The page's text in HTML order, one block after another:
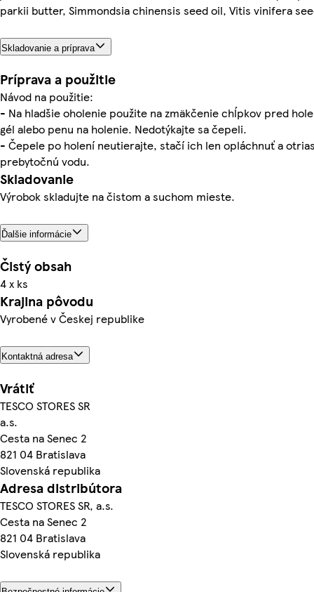
parkii butter, Simmondsia chinensis seed oil, Vitis vinifera
Skladovanie a príprava
Príprava a použitie
Návod na použitie:
- Na hladšie oholenie použite na zmäkčenie chĺpkov pred
gél alebo penu na holenie. Nedotýkajte sa čepeli.
- Čepele po holení neutierajte, stačí ich len opláchnuť a
prebytočnú vodu.
Skladovanie
Výrobok skladujte na čistom a suchom mieste.
Ďalšie informácie
Čistý obsah
4 x ks
Krajina pôvodu
Vyrobené v Českej republike
Kontaktná adresa
Vrátiť
TESCO STORES SR
a.s.
Cesta na Senec 2
821 04 Bratislava
Slovenská republika
Adresa distribútora
TESCO STORES SR, a.s.
Cesta na Senec 2
821 04 Bratislava
Slovenská republika